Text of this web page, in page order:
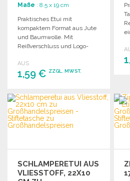
Maße : 8.5 x 19 cm
Praktisches Etui mit
kompaktem Format aus Jute
und Baumwolle. Mit
Reißverschluss und Logo-
unterwegs.
AUS
1,59 € ZZGL. MWST.
BESTELLEN
Angebot anfordern
SCHLAMPERETUI AUS
VLIESSTOFF, 22X10